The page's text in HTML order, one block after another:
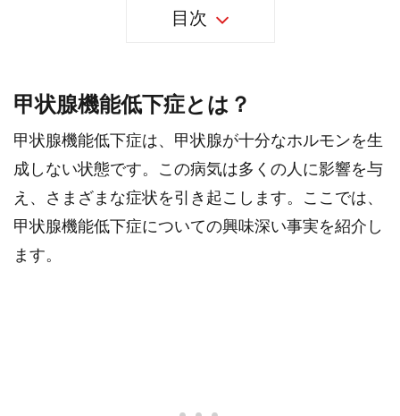
目次
甲状腺機能低下症とは？
甲状腺機能低下症は、甲状腺が十分なホルモンを生
成しない状態です。この病気は多くの人に影響を与
え、さまざまな症状を引き起こします。ここでは、
甲状腺機能低下症についての興味深い事実を紹介し
ます。